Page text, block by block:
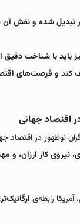
شده و نقش آن
باید با شناخت
کند و فرصت‌های
اقتصاد جهانی
نوظهور در اقتصاد
نیروی کار ارزان،
آمریکا رابطه‌ی